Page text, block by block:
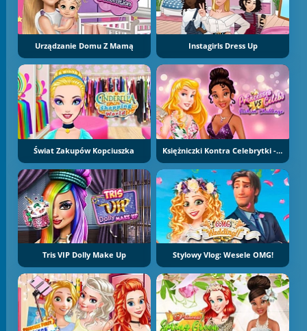
Urządzanie Domu Z Mamą Instagirls Dress Up
Świat Zakupów Kopciuszka Księżniczki Kontra Celebrytki - Wyzwanie Mody
Tris VIP Dolly Make Up Stylowy Vlog: Wesele OMG!